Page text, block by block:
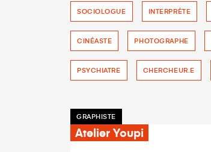
SOCIOLOGUE INTERPRÈTE
CINÉASTE PHOTOGRAPHE
PSYCHIATRE CHERCHEUR.E
GRAPHISTE
Atelier Youpi